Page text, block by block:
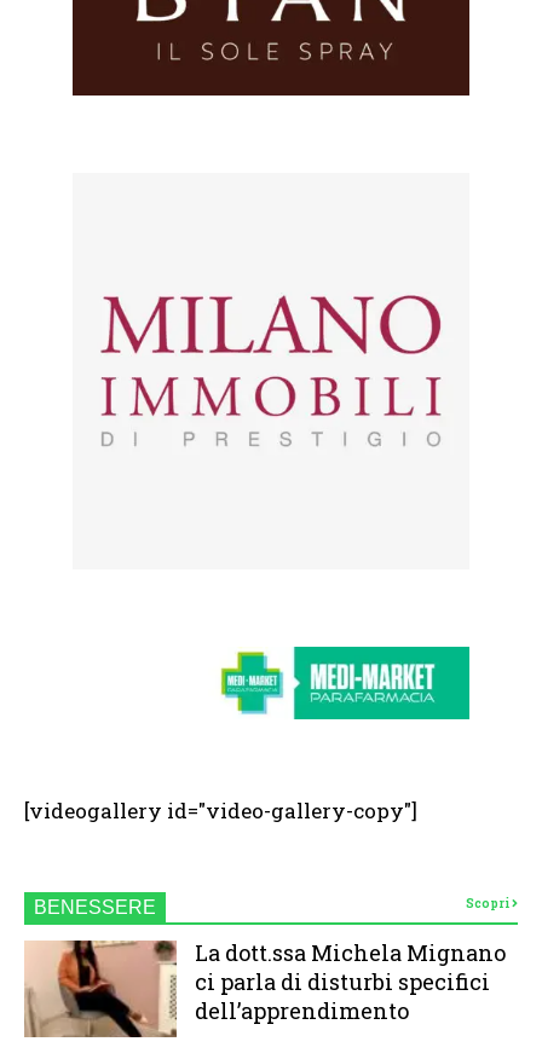
[videogallery id="video-gallery-copy"]
BENESSERE Scopri
La dott.ssa Michela Mignano
ci parla di disturbi specifici
dell’apprendimento